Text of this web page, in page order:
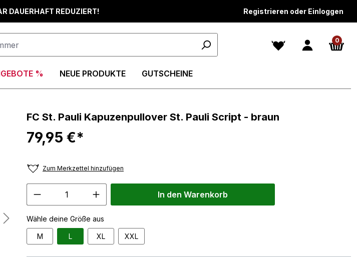
DAUERHAFT REDUZIERT! Registrieren oder Einloggen
0
% NEUE PRODUKTE GUTSCHEINE
FC St. Pauli Kapuzenpullover St. Pauli Script - braun
79,95 €*
Zum Merkzettel hinzufügen
Wähle deine Größe aus
M L XL XXL
In den Warenkorb